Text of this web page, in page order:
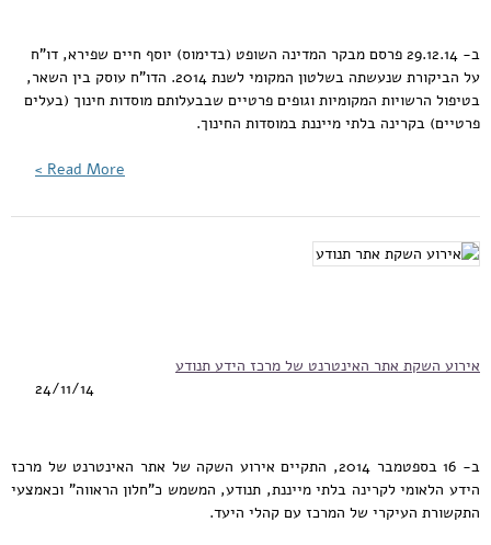
ב- 29.12.14 פרסם מבקר המדינה השופט (בדימוס) יוסף חיים שפירא, דו"ח
על הביקורת שנעשתה בשלטון המקומי לשנת 2014. הדו"ח עוסק בין השאר,
בטיפול הרשויות המקומיות וגופים פרטיים שבבעלותם מוסדות חינוך (בעלים
פרטיים) בקרינה בלתי מייננת במוסדות החינוך.
Read More >
אירוע השקת אתר האינטרנט של מרכז הידע תנודע
24/11/14
ב- 16 בספטמבר 2014, התקיים אירוע השקה של אתר האינטרנט של מרכז
הידע הלאומי לקרינה בלתי מייננת, תנודע, המשמש כ"חלון הראווה" וכאמצעי
התקשורת העיקרי של המרכז עם קהלי היעד.